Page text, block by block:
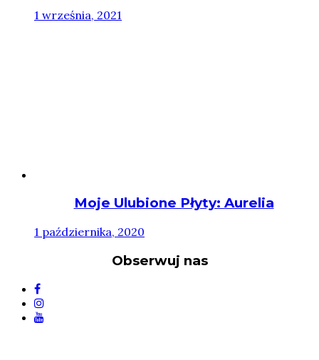
1 września, 2021
Moje Ulubione Płyty: Aurelia
1 października, 2020
Obserwuj nas